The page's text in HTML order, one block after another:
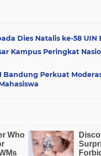
Dies Natalis ke-58 UIN
Kampus Peringkat
Bandung Perkuat